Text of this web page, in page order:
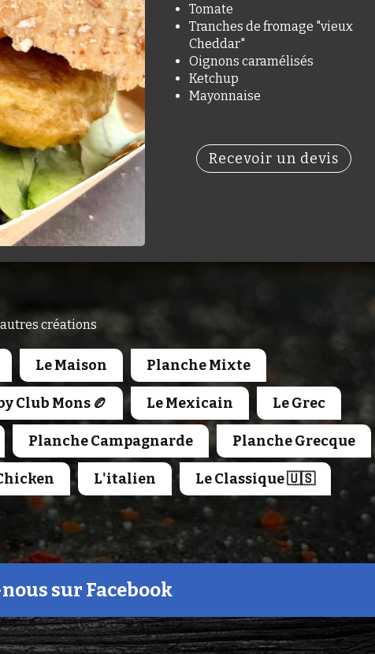
Tomate
Tranches de fromage "vieux
Cheddar"
Oignons caramélisés
Ketchup
Mayonnaise
Recevoir un devis
créations
Le Maison Planche Mixte
Club Mons 🏉 Le Mexicain Le Grec
Planche Campagnarde Planche Grecque
L'italien Le Classique 🇺🇸
sur Facebook